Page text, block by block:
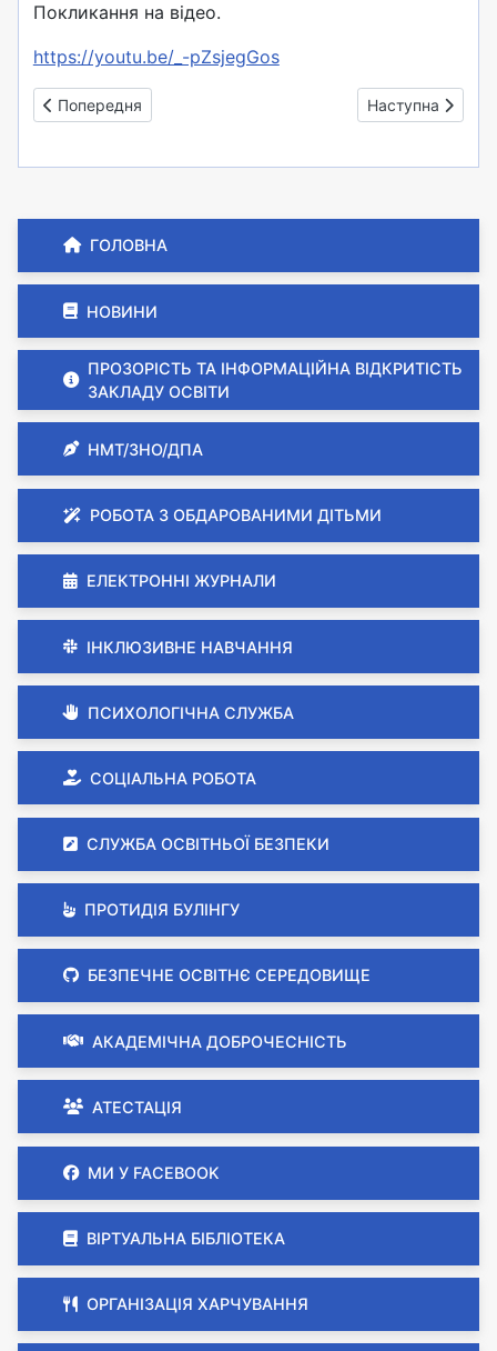
ГОЛОВНА
НОВИНИ
ПРОЗОРІСТЬ ТА ІНФОРМАЦІЙНА ВІДКРИТІСТЬ
ЗАКЛАДУ ОСВІТИ
НМТ/ЗНО/ДПА
РОБОТА З ОБДАРОВАНИМИ ДІТЬМИ
ЕЛЕКТРОННІ ЖУРНАЛИ
ІНКЛЮЗИВНЕ НАВЧАННЯ
ПСИХОЛОГІЧНА СЛУЖБА
СОЦІАЛЬНА РОБОТА
СЛУЖБА ОСВІТНЬОЇ БЕЗПЕКИ
ПРОТИДІЯ БУЛІНГУ
БЕЗПЕЧНЕ ОСВІТНЄ СЕРЕДОВИЩЕ
АКАДЕМІЧНА ДОБРОЧЕСНІСТЬ
АТЕСТАЦІЯ
МИ У FACEBOOK
ВІРТУАЛЬНА БІБЛІОТЕКА
ОРГАНІЗАЦІЯ ХАРЧУВАННЯ
Покликання на відео.
https://youtu.be/_-pZsjegGos
Попередня стаття: Засідання творчого клубу вчителів
Попередня Наступна
Наступна